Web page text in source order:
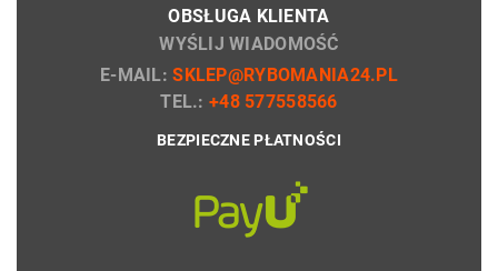
OBSŁUGA KLIENTA
WYŚLIJ WIADOMOŚĆ
E-MAIL:SKLEP@RYBOMANIA24.PL
TEL.:+48 577558566
BEZPIECZNE PŁATNOŚCI